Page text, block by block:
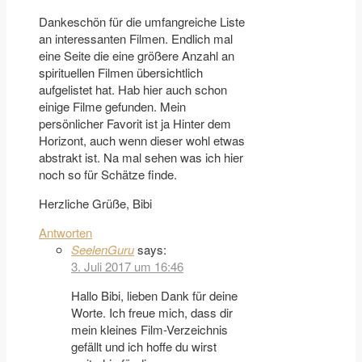
Dankeschön für die umfangreiche Liste
an interessanten Filmen. Endlich mal
eine Seite die eine größere Anzahl an
spirituellen Filmen übersichtlich
aufgelistet hat. Hab hier auch schon
einige Filme gefunden. Mein
persönlicher Favorit ist ja Hinter dem
Horizont, auch wenn dieser wohl etwas
abstrakt ist. Na mal sehen was ich hier
noch so für Schätze finde.
Herzliche Grüße, Bibi
Antworten
SeelenGurusays:
3. Juli 2017 um 16:46
Hallo Bibi, lieben Dank für deine
Worte. Ich freue mich, dass dir
mein kleines Film-Verzeichnis
gefällt und ich hoffe du wirst